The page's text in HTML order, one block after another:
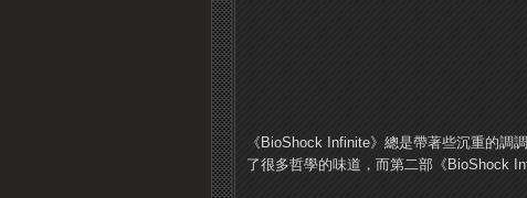
《BioShock Infinite》總是帶著些沉重的調
了很多哲學的味道，而第二部《BioShock